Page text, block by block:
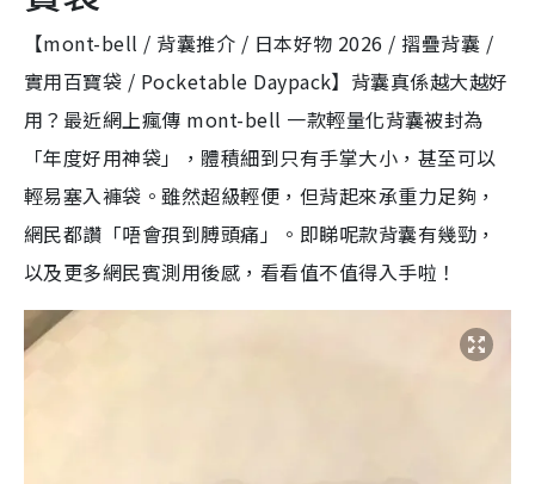
【mont-bell / 背囊推介 / 日本好物 2026 / 摺疊背囊 /
實用百寶袋 / Pocketable Daypack】背囊真係越大越好
用？最近網上瘋傳 mont-bell 一款輕量化背囊被封為
「年度好用神袋」，體積細到只有手掌大小，甚至可以
輕易塞入褲袋。雖然超級輕便，但背起來承重力足夠，
網民都讚「唔會孭到膊頭痛」。即睇呢款背囊有幾勁，
以及更多網民賓測用後感，看看值不值得入手啦！